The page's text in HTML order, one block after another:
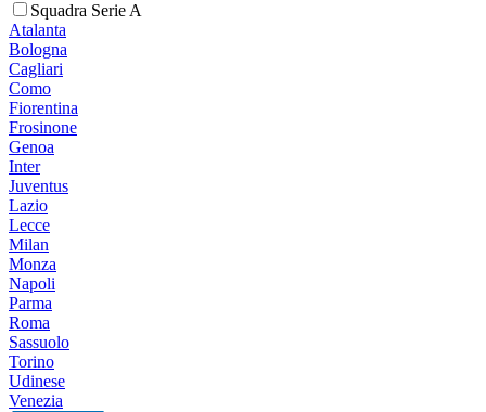
Squadra Serie A
Atalanta
Bologna
Cagliari
Como
Fiorentina
Frosinone
Genoa
Inter
Juventus
Lazio
Lecce
Milan
Monza
Napoli
Parma
Roma
Sassuolo
Torino
Udinese
Venezia